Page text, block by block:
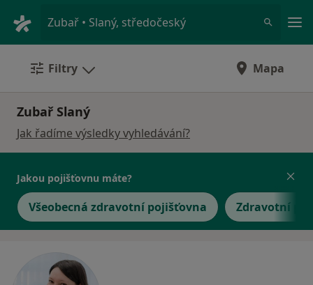
Zubař • Slaný, středočeský
Filtry Mapa
Zubař Slaný
Jak řadíme výsledky vyhledávání?
Jakou pojišťovnu máte?
Všeobecná zdravotní pojišťovna Zdravotní